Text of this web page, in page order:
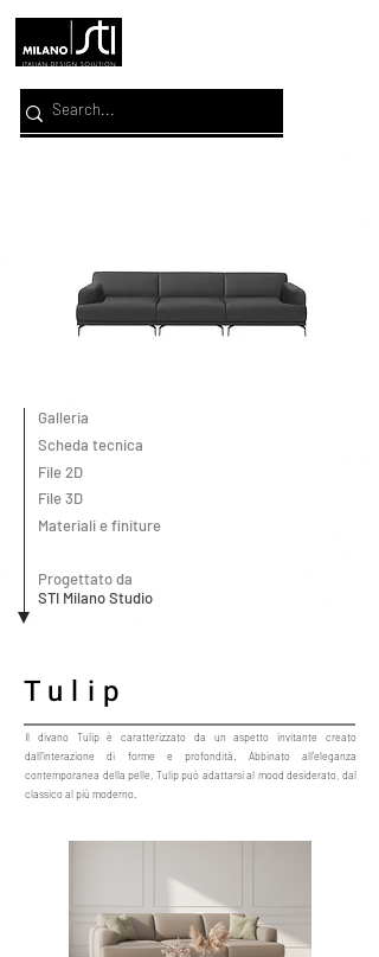
Galleria
Scheda tecnica
File 2D
File 3D
Materiali e finiture
Progettato da
STI Milano Studio
Tulip
Il divano Tulip è caratterizzato da un aspetto invitante creato
dall'interazione di forme e profondità. Abbinato all'eleganza
contemporanea della pelle, Tulip può adattarsi al mood desiderato, dal
classico al più moderno.